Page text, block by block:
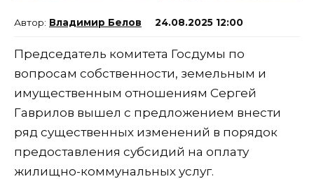
Владимир Белов 24.08.2025 12:00
Председатель комитета Госдумы по
вопросам собственности, земельным и
имущественным отношениям Сергей
Гаврилов вышел с предложением внести
ряд существенных изменений в порядок
предоставления субсидий на оплату
жилищно-коммунальных услуг.